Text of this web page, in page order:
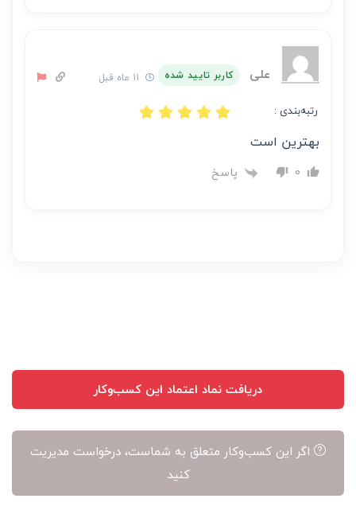
علی کاربر تایید شده
رتبه‌بندی :
بهترین است
0 پاسخ
دریافت نماد اعتماد این کسب‌وکار
اگر این کسب‌وکار متعلق به شماست، درخواست مدیریت
کنید